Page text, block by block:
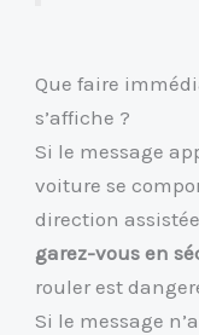
Que faire
s’affiche ?
Si le message
voiture se
direction
garez-vous en
rouler est
Si le message